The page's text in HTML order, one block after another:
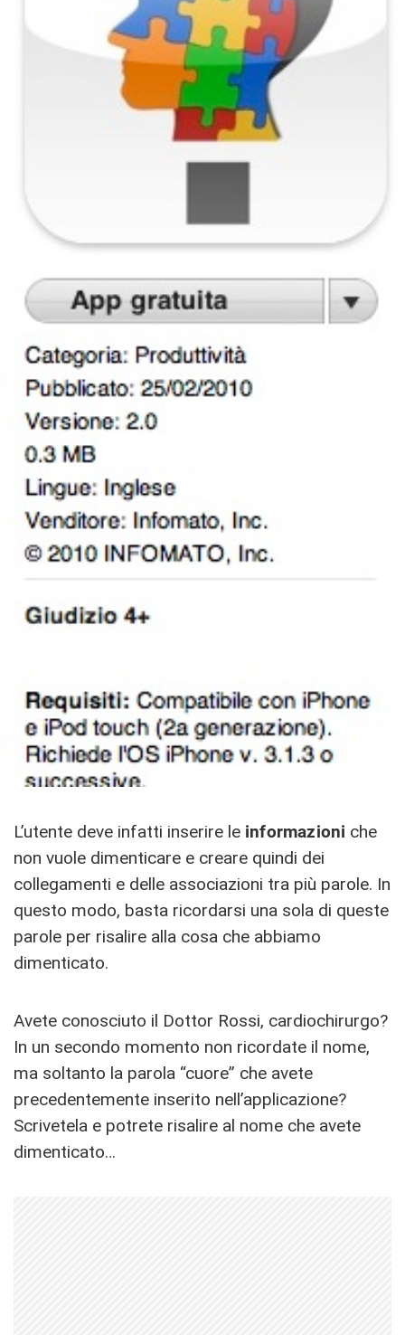
L’utente deve infatti inserire le informazioni che
non vuole dimenticare e creare quindi dei
collegamenti e delle associazioni tra più parole. In
questo modo, basta ricordarsi una sola di queste
parole per risalire alla cosa che abbiamo
dimenticato.
Avete conosciuto il Dottor Rossi, cardiochirurgo?
In un secondo momento non ricordate il nome,
ma soltanto la parola “cuore” che avete
precedentemente inserito nell’applicazione?
Scrivetela e potrete risalire al nome che avete
dimenticato…